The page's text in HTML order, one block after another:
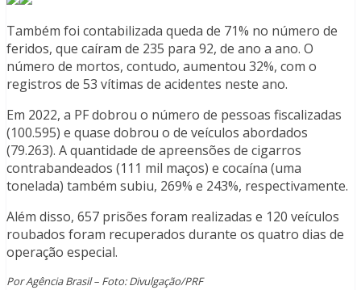
Também foi contabilizada queda de 71% no número de
feridos, que caíram de 235 para 92, de ano a ano. O
número de mortos, contudo, aumentou 32%, com o
registros de 53 vítimas de acidentes neste ano.
Em 2022, a PF dobrou o número de pessoas fiscalizadas
(100.595) e quase dobrou o de veículos abordados
(79.263). A quantidade de apreensões de cigarros
contrabandeados (111 mil maços) e cocaína (uma
tonelada) também subiu, 269% e 243%, respectivamente.
Além disso, 657 prisões foram realizadas e 120 veículos
roubados foram recuperados durante os quatro dias de
operação especial.
Por Agência Brasil – Foto: Divulgação/PRF